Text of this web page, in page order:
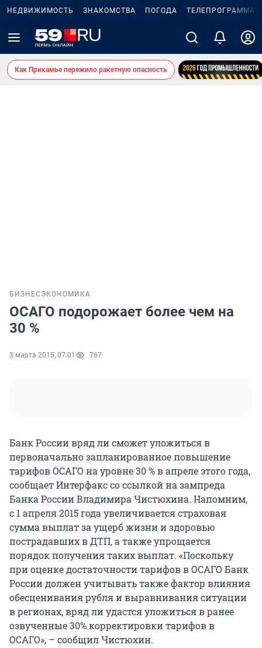
НЕДВИЖИМОСТЬ ЗНАКОМСТВА ПОГОДА ТЕЛЕПРОГРАММА
Как Прикамье пережило ракетную опасность
БИЗНЕС ЭКОНОМИКА
ОСАГО подорожает более чем на
30 %
3 марта 2015, 07:01 767
Банк России вряд ли сможет уложиться в
первоначально запланированное повышение
тарифов ОСАГО на уровне 30 % в апреле этого года,
сообщает Интерфакс со ссылкой на зампреда
Банка России Владимира Чистюхина. Напомним,
с 1 апреля 2015 года увеличивается страховая
сумма выплат за ущерб жизни и здоровью
пострадавших в ДТП, а также упрощается
порядок получения таких выплат. «Поскольку
при оценке достаточности тарифов в ОСАГО Банк
России должен учитывать также фактор влияния
обесценивания рубля и выравнивания ситуации
в регионах, вряд ли удастся уложиться в ранее
озвученные 30% корректировки тарифов в
ОСАГО», – сообщил Чистюхин.